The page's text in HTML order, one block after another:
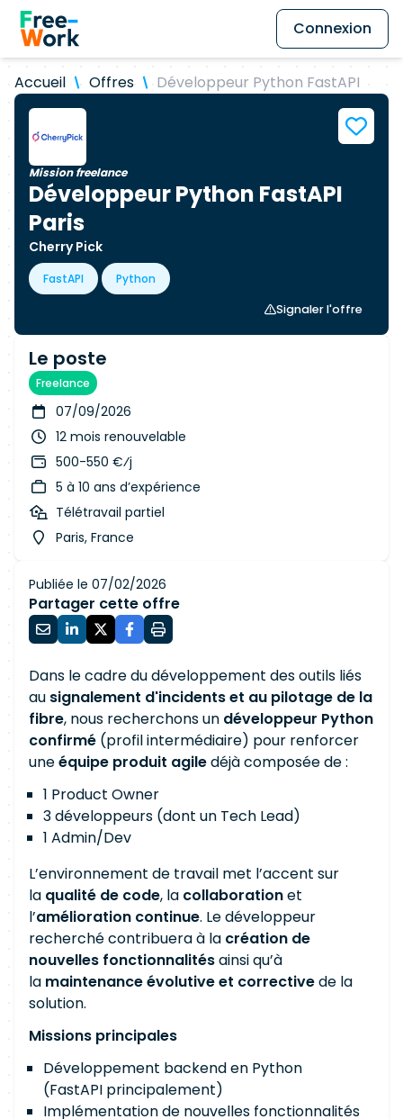
Connexion
Accueil Offres Développeur Python FastAPI
Mission freelance
Développeur Python FastAPI
Paris
Cherry Pick
FastAPI
Python
Signaler l'offre
Le poste
Freelance
07/09/2026
12 mois renouvelable
500-550 €⁄j
5 à 10 ans d’expérience
Télétravail partiel
Paris, France
Publiée le 07/02/2026
Partager cette offre
Dans le cadre du développement des outils liés
au signalement d'incidents et au pilotage de la
fibre, nous recherchons un développeur Python
confirmé (profil intermédiaire) pour renforcer
uneéquipe produit agiledéjà composée de :
1 Product Owner
3 développeurs (dont un Tech Lead)
1 Admin/Dev
L’environnement de travail met l’accent sur
la qualité de code, la collaborationet
l’amélioration continue. Le développeur
recherché contribuera à la création de
nouvelles fonctionnalitésainsi qu’à
la maintenance évolutive et correctivede la
solution.
Missions principales
Développement backend en Python
(FastAPI principalement)
Implémentation de nouvelles fonctionnalités